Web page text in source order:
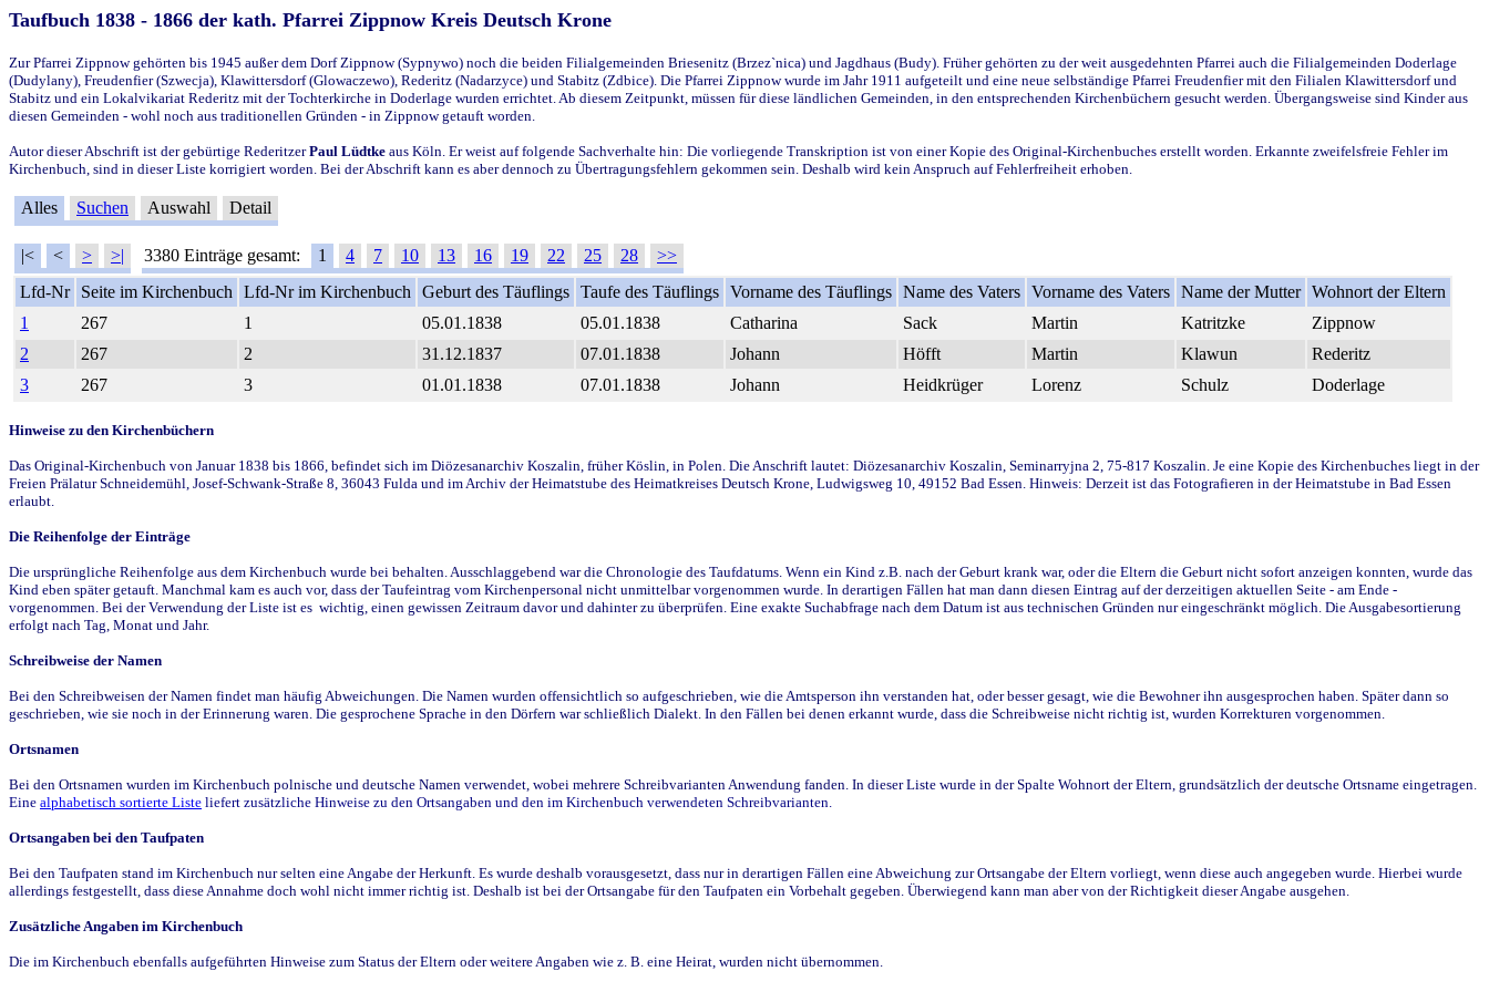
Taufbuch 1838 - 1866 der kath. Pfarrei Zippnow Kreis Deutsch Krone
Zur Pfarrei Zippnow gehörten bis 1945 außer dem Dorf Zippnow (Sypnywo) noch die beiden Filialgemeinden Briesenitz (Brzez`nica) und Jagdhaus (Budy). Früher gehörten zu der weit ausgedehnten Pfarrei auch die Filialgemeinden Doderlage
(Dudylany), Freudenfier (Szwecja), Klawittersdorf (Glowaczewo), Rederitz (Nadarzyce) und Stabitz (Zdbice). Die Pfarrei Zippnow wurde im Jahr 1911 aufgeteilt und eine neue selbständige Pfarrei Freudenfier mit den Filialen Klawittersdorf und
Stabitz und ein Lokalvikariat Rederitz mit der Tochterkirche in Doderlage wurden errichtet. Ab diesem Zeitpunkt, müssen für diese ländlichen Gemeinden, in den entsprechenden Kirchenbüchern gesucht werden. Übergangsweise sind Kinder aus
diesen Gemeinden - wohl noch aus traditionellen Gründen - in Zippnow getauft worden.
Autor dieser Abschrift ist der gebürtige RederitzerPaul Lüdtke aus Köln. Er weist auf folgende Sachverhalte hin: Die vorliegende Transkription ist von einer Kopie des Original-Kirchenbuches erstellt worden. Erkannte zweifelsfreie Fehler im
Kirchenbuch, sind in dieser Liste korrigiert worden. Bei der Abschrift kann es aber dennoch zu Übertragungsfehlern gekommen sein. Deshalb wird kein Anspruch auf Fehlerfreiheit erhoben.
Alles Suchen Auswahl Detail
|< < > >| 3380 Einträge gesamt: 1 4 7 10 13 16 19 22 25 28
>>
Lfd-Nr
Seite im Kirchenbuch Lfd-Nr im Kirchenbuch Geburt des Täuflings Taufe des Täuflings Vorname des Täuflings Name des Vaters Vorname des Vaters Name der Mutter Wohnort der Eltern
1
267 1 05.01.1838 05.01.1838 Catharina Sack Martin Katritzke
Zippnow
2
267 2 31.12.1837 07.01.1838 Johann Höfft Martin Klawun
Rederitz
3
267 3 01.01.1838 07.01.1838 Johann Heidkrüger Lorenz Schulz Doderlage
Hinweise zu den Kirchenbüchern
Das Original-Kirchenbuch von Januar 1838 bis 1866, befindet sich im Diözesanarchiv Koszalin, früher Köslin, in Polen. Die Anschrift lautet: Diözesanarchiv Koszalin, Seminarryjna 2, 75-817 Koszalin. Je eine Kopie des Kirchenbuches liegt in der
Freien Prälatur Schneidemühl, Josef-Schwank-Straße 8, 36043 Fulda und im Archiv der Heimatstube des Heimatkreises Deutsch Krone, Ludwigsweg 10, 49152 Bad Essen. Hinweis: Derzeit ist das Fotografieren in der Heimatstube in Bad Essen
erlaubt.
Die Reihenfolge der Einträge
Die ursprüngliche Reihenfolge aus dem Kirchenbuch wurde bei behalten. Ausschlaggebend war die Chronologie des Taufdatums. Wenn ein Kind z.B. nach der Geburt krank war, oder die Eltern die Geburt nicht sofort anzeigen konnten, wurde das
Kind eben später getauft. Manchmal kam es auch vor, dass der Taufeintrag vom Kirchenpersonal nicht unmittelbar vorgenommen wurde. In derartigen Fällen hat man dann diesen Eintrag auf der derzeitigen aktuellen Seite - am Ende -
vorgenommen. Bei der Verwendung der Liste ist es wichtig, einen gewissen Zeitraum davor und dahinter zu überprüfen. Eine exakte Suchabfrage nach dem Datum ist aus technischen Gründen nur eingeschränkt möglich. Die Ausgabesortierung
erfolgt nach Tag, Monat und Jahr.
Schreibweise der Namen
Bei den Schreibweisen der Namen findet man häufig Abweichungen. Die Namen wurden offensichtlich so aufgeschrieben, wie die Amtsperson ihn verstanden hat, oder besser gesagt, wie die Bewohner ihn ausgesprochen haben. Später dann so
geschrieben, wie sie noch in der Erinnerung waren. Die gesprochene Sprache in den Dörfern war schließlich Dialekt. In den Fällen bei denen erkannt wurde, dass die Schreibweise nicht richtig ist, wurden Korrekturen vorgenommen.
Ortsnamen
Bei den Ortsnamen wurden im Kirchenbuch polnische und deutsche Namen verwendet, wobei mehrere Schreibvarianten Anwendung fanden. In dieser Liste wurde in der Spalte Wohnort der Eltern, grundsätzlich der deutsche Ortsname eingetragen.
Eine alphabetisch sortierte Liste liefert zusätzliche Hinweise zu den Ortsangaben und den im Kirchenbuch verwendeten Schreibvarianten.
Ortsangaben bei den Taufpaten
Bei den Taufpaten stand im Kirchenbuch nur selten eine Angabe der Herkunft. Es wurde deshalb vorausgesetzt, dass nur in derartigen Fällen eine Abweichung zur Ortsangabe der Eltern vorliegt, wenn diese auch angegeben wurde. Hierbei wurde
allerdings festgestellt, dass diese Annahme doch wohl nicht immer richtig ist. Deshalb ist bei der Ortsangabe für den Taufpaten ein Vorbehalt gegeben. Überwiegend kann man aber von der Richtigkeit dieser Angabe ausgehen.
Zusätzliche Angaben im Kirchenbuch
Die im Kirchenbuch ebenfalls aufgeführten Hinweise zum Status der Eltern oder weitere Angaben wie z. B. eine Heirat, wurden nicht übernommen.